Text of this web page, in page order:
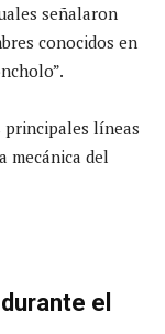
señalaron
conocidos en
principales líneas
mecánica del
el